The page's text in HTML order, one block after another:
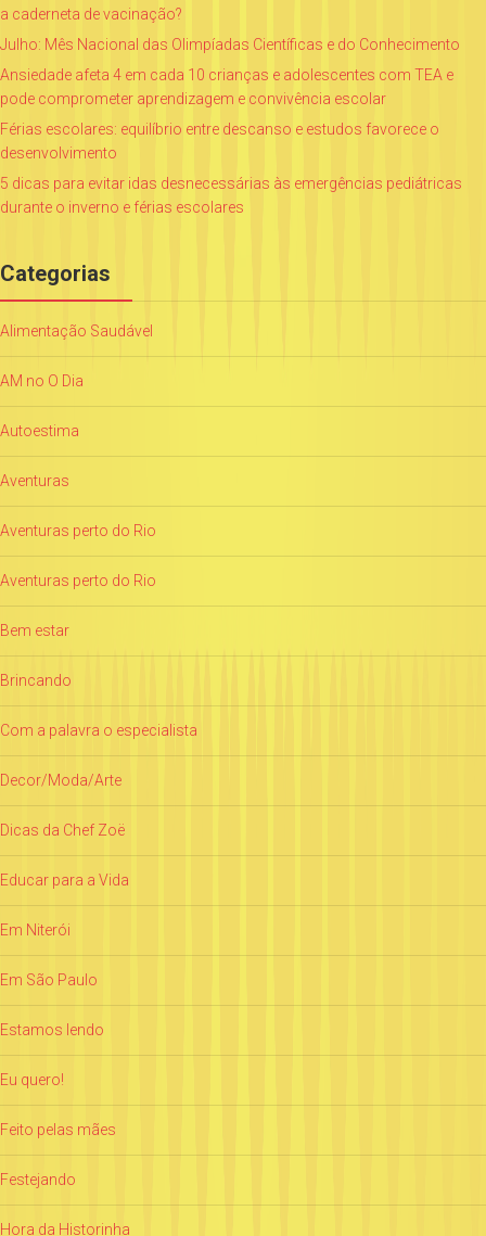
a caderneta de vacinação?
Julho: Mês Nacional das Olimpíadas Científicas e do Conhecimento
Ansiedade afeta 4 em cada 10 crianças e adolescentes com TEA e
pode comprometer aprendizagem e convivência escolar
Férias escolares: equilíbrio entre descanso e estudos favorece o
desenvolvimento
5 dicas para evitar idas desnecessárias às emergências pediátricas
durante o inverno e férias escolares
Categorias
Alimentação Saudável
AM no O Dia
Autoestima
Aventuras
Aventuras perto do Rio
Aventuras perto do Rio
Bem estar
Brincando
Com a palavra o especialista
Decor/Moda/Arte
Dicas da Chef Zoë
Educar para a Vida
Em Niterói
Em São Paulo
Estamos lendo
Eu quero!
Feito pelas mães
Festejando
Hora da Historinha